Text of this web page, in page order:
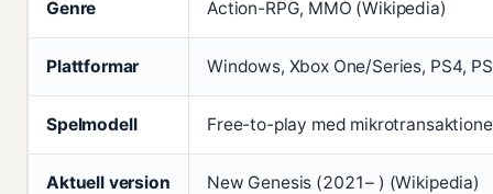
Genre Action-RPG, MMO (Wikipedia)
Plattformar Windows, Xbox One/Series, PS4,
Spelmodell Free-to-play med
Aktuell version New Genesis (2021– ) (Wikipedia)